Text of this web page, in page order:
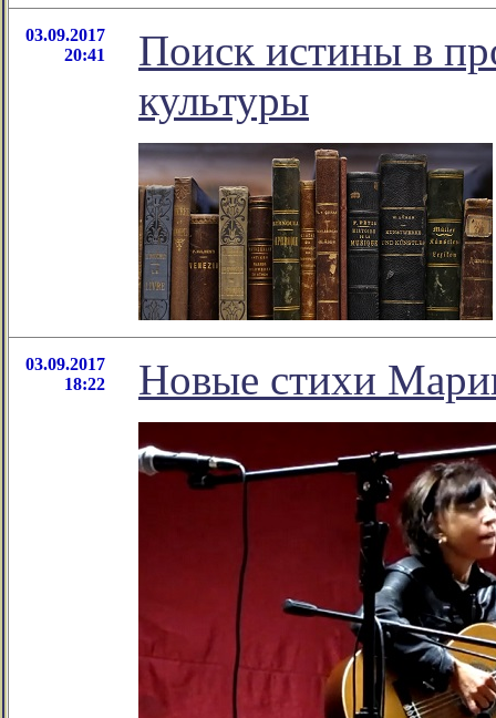
03.09.2017
20:41
Поиск истины в
культуры
03.09.2017
18:22
Новые стихи